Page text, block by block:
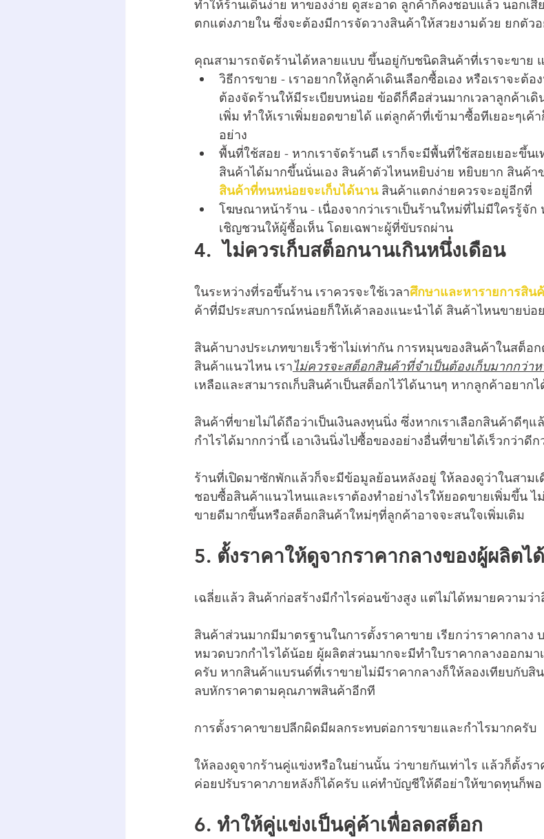
ทำให้ร้านเดินง่าย หาของง่าย ดูสะอาด ลูกค้าก็คงชอบแล้ว นอกเ
ตกแต่งภายใน ซึ่งจะต้องมีการจัดวางสินค้าให้สวยงามด้วย ยกตัว
คุณสามารถจัดร้านได้หลายแบบ ขึ้นอยู่กับชนิดสินค้าที่เราจะขาย
วิธีการขาย - เราอยากให้ลูกค้าเดินเลือกซื้อเอง หรือเราจะต้
ต้องจัดร้านให้มีระเบียบหน่อย ข้อดีก็คือส่วนมากเวลาลูกค้าเ
เพิ่ม ทำให้เราเพิ่มยอดขายได้ แต่ลูกค้าที่เข้ามาซื้อทีเยอะๆเค้
อย่าง
พื้นที่ใช้สอย - หากเราจัดร้านดี เราก็จะมีพื้นที่ใช้สอยเยอะขึ้นเ
สินค้าได้มากขึ้นนั่นเอง สินค้าตัวไหนหยิบง่าย หยิบยาก สินค้า
สินค้าที่ทนหน่อยจะเก็บได้นาน สินค้าแตกง่ายควรจะอยู่อีกที่
โฆษณาหน้าร้าน - เนื่องจากว่าเราเป็นร้านใหม่ที่ไม่มีใครรู้จั
เชิญชวนให้ผู้ซื้อเห็น โดยเฉพาะผู้ที่ขับรถผ่าน
4.  ไม่ควรเก็บสต็อกนานเกินหนึ่งเดือน
ในระหว่างที่รอขึ้นร้าน เราควรจะใช้เวลาศึกษาและหารายการสิน
ค้าที่มีประสบการณ์หน่อยก็ให้เค้าลองแนะนำได้ สินค้าไหนขายบ่อ
สินค้าบางประเภทขายเร็วช้าไม่เท่ากัน การหมุนของสินค้าในสต็อ
สินค้าแนวไหน เราไม่ควรจะสต็อกสินค้าที่จำเป็นต้องเก็บมากกว่า
เหลือและสามารถเก็บสินค้าเป็นสต็อกไว้ได้นานๆ หากลูกค้าอยาก
สินค้าที่ขายไม่ได้ถือว่าเป็นเงินลงทุนนิ่ง ซึ่งหากเราเลือกสินค้าดีๆแ
กำไรได้มากกว่านี้ เอาเงินนิ่งไปซื้อของอย่างอื่นที่ขายได้เร็วกว่าดีก
ร้านที่เปิดมาซักพักแล้วก็จะมีข้อมูลย้อนหลังอยู่ ให้ลองดูว่าในสาม
ชอบซื้อสินค้าแนวไหนและเราต้องทำอย่างไรให้ยอดขายเพิ่มขึ้น ไ
ขายดีมากขึ้นหรือสต็อกสินค้าใหม่ๆที่ลูกค้าอาจจะสนใจเพิ่มเติม
5. ตั้งราคาให้ดูจากราคากลางของผู้ผลิตไ
เฉลี่ยแล้ว สินค้าก่อสร้างมีกำไรค่อนข้างสูง แต่ไม่ได้หมายความว่
สินค้าส่วนมากมีมาตรฐานในการตั้งราคาขาย เรียกว่าราคากลาง
หมวดบวกกำไรได้น้อย ผู้ผลิตส่วนมากจะมีทำใบราคากลางออกมา
ครับ หากสินค้าแบรนด์ที่เราขายไม่มีราคากลางก็ให้ลองเทียบกับสิ
ลบหักราคาตามคุณภาพสินค้าอีกที
การตั้งราคาขายปลีกผิดมีผลกระทบต่อการขายและกำไรมากครับ
ให้ลองดูจากร้านคู่แข่งหรือในย่านนั้น ว่าขายกันเท่าไร แล้วก็ตั้งร
ค่อยปรับราคาภายหลังก็ได้ครับ แค่ทำบัญชีให้ดีอย่าให้ขาดทุนก็พอ
6. ทำให้คู่แข่งเป็นคู่ค้าเพื่อลดสต็อก